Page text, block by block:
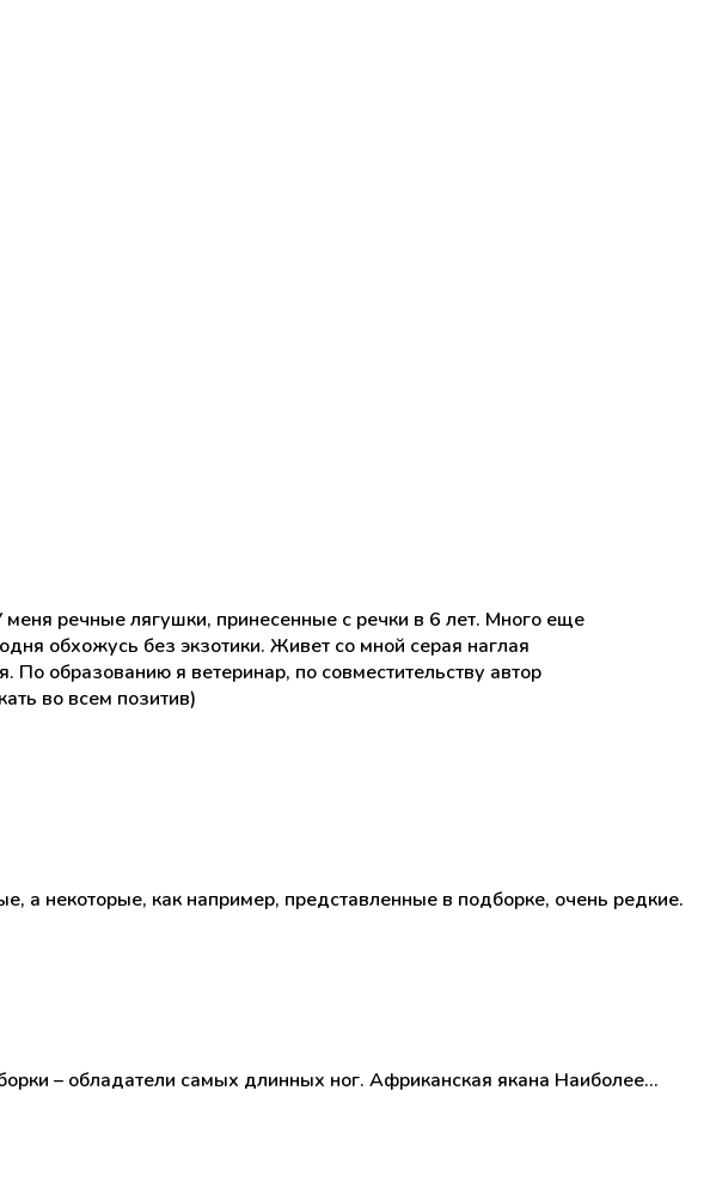
речные лягушки, принесенные с речки в 6 лет. Много еще
обхожусь без экзотики. Живет со мной серая наглая
образованию я ветеринар, по совместительству автор
во всем позитив)
а некоторые, как например, представленные в подборке, очень редкие.
– обладатели самых длинных ног. Африканская якана Наиболее…